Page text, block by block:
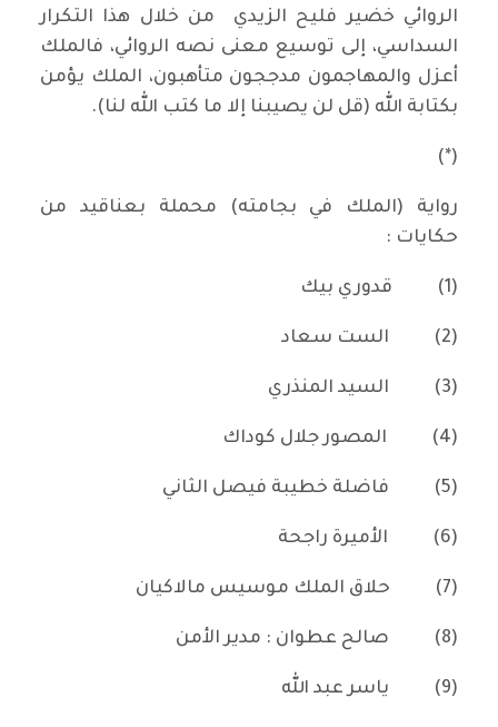
الروائي خضير فليح الزيدي من خلال هذا التكرار
السداسي، إلى توسيع معنى نصه الروائي، فالملك
أعزل والمهاجمون مدججون متأهبون، الملك يؤمن
بكتابة الله (قل لن يصيبنا إلا ما كتب الله لنا).
(*)
رواية (الملك في بجامته) محملة بعناقيد من
حكايات :
(1) قدوري بيك
(2) الست سعاد
(3) السيد المنذري
(4) المصور جلال كوداك
(5) فاضلة خطيبة فيصل الثاني
(6) الأميرة راجحة
(7) حلاق الملك موسيس مالاكيان
(8) صالح عطوان : مدير الأمن
(9) ياسر عبد الله